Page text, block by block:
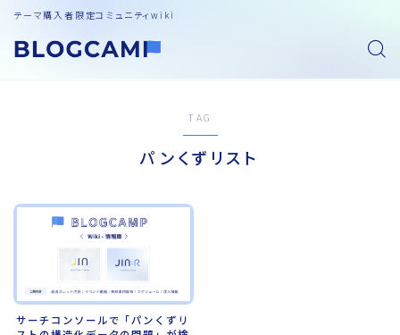
テーマ購入者限定コミュニティwiki
TAG
パンくずリスト
サーチコンソールで「パンくずリ